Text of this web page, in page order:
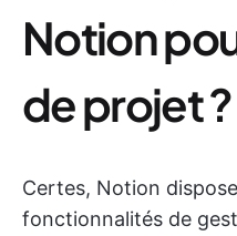
Notion
de projet ?
Certes, Notion
fonctionnalités de